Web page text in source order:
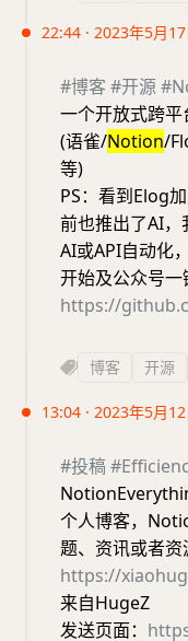
22:44 · 2023年5月17
#博客 #开源
一个开放式跨
(语雀/Notion/
等)
PS：看到Elog
前也推出了AI
AI或API自动化
开始及公众号
https://
博客 开源
13:04 · 2023年5月12
#投稿
个人博客，
题、资讯或者
https://
来自HugeZ
发送页面：